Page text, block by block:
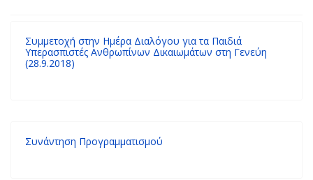
Συμμετοχή στην Ημέρα Διαλόγου για τα Παιδιά
Υπερασπιστές Ανθρωπίνων Δικαιωμάτων στη Γενεύη
(28.9.2018)
Συνάντηση Προγραμματισμού